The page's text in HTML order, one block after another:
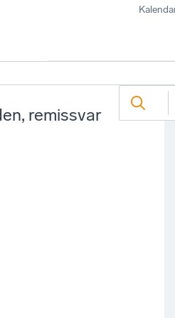
remissvar